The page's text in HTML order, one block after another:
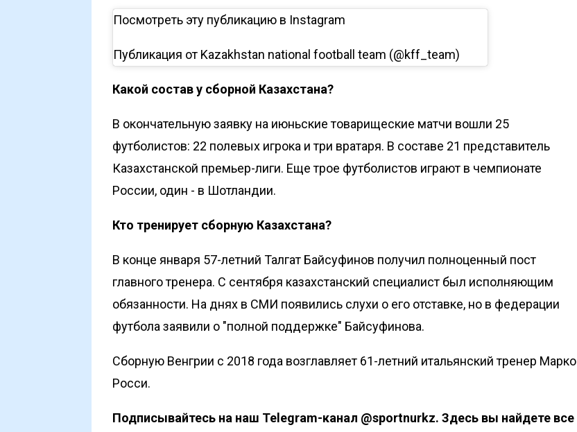
Посмотреть эту публикацию в Instagram
Публикация от Kazakhstan national football team (@kff_team)
Какой состав у сборной Казахстана?
В окончательную заявку на июньские товарищеские матчи вошли 25
футболистов: 22 полевых игрока и три вратаря. В составе 21 представитель
Казахстанской премьер-лиги. Еще трое футболистов играют в чемпионате
России, один - в Шотландии.
Кто тренирует сборную Казахстана?
В конце января 57-летний Талгат Байсуфинов получил полноценный пост
главного тренера. С сентября казахстанский специалист был исполняющим
обязанности. На днях в СМИ появились слухи о его отставке, но в федерации
футбола заявили о "полной поддержке" Байсуфинова.
Сборную Венгрии с 2018 года возглавляет 61-летний итальянский тренер Марко
Росси.
Подписывайтесь на наш Telegram-канал @sportnurkz. Здесь вы найдете все